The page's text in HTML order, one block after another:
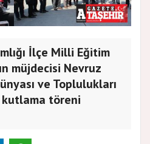
İlçe Milli Eğitim
müjdecisi Nevruz
ve Toplulukları
töreni